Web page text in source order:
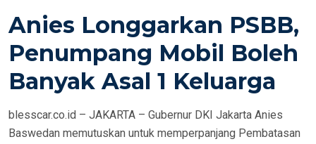
T
E
D
O
Anies Longgarkan PSBB,
Penumpang Mobil Boleh
Banyak Asal 1 Keluarga
blesscar.co.id – JAKARTA – Gubernur DKI Jakarta Anies
Baswedan memutuskan untuk memperpanjang Pembatasan